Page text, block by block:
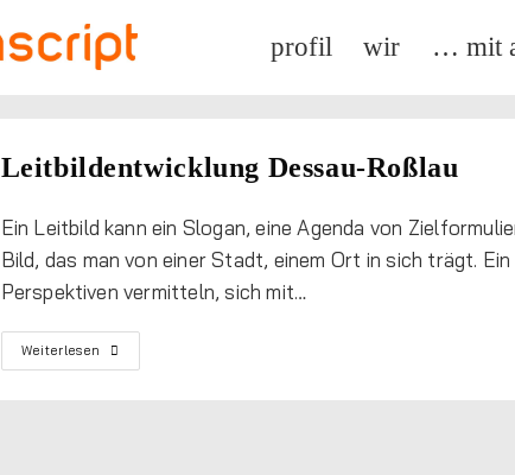
profil wir … mit
Leitbildentwicklung Dessau-Roßlau
Ein Leitbild kann ein Slogan, eine Agenda von
Bild, das man von einer Stadt, einem Ort in sich trägt.
Perspektiven vermitteln, sich mit…
Weiterlesen